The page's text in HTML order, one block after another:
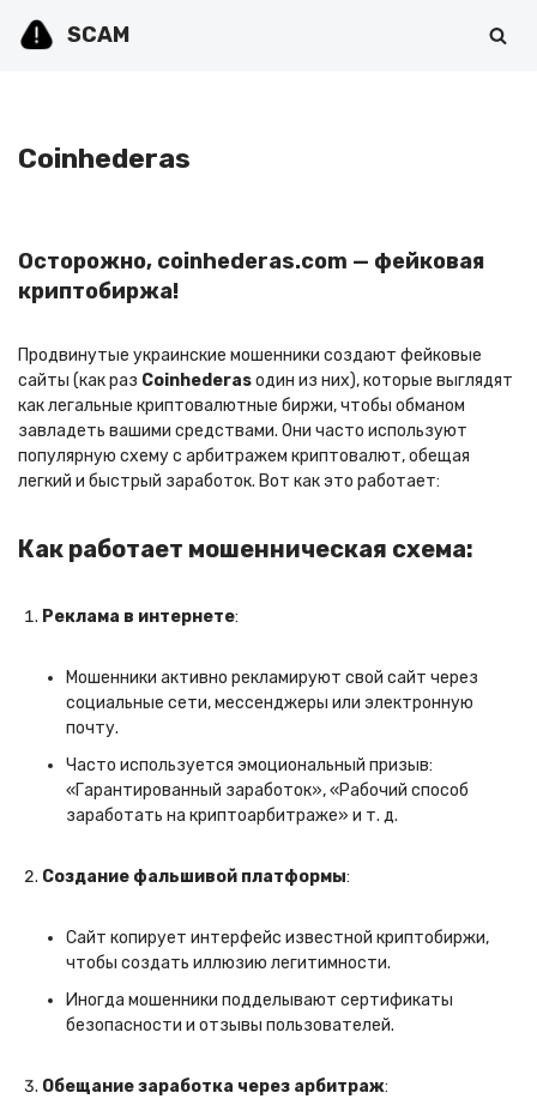
SCAM
Coinhederas
Осторожно, coinhederas.com — фейковая
криптобиржа!
Продвинутые украинские мошенники создают фейковые
сайты (как раз Coinhederasодин из них), которые выглядят
как легальные криптовалютные биржи, чтобы обманом
завладеть вашими средствами. Они часто используют
популярную схему с арбитражем криптовалют, обещая
легкий и быстрый заработок. Вот как это работает:
Как работает мошенническая схема:
Реклама в интернете:
Мошенники активно рекламируют свой сайт через
социальные сети, мессенджеры или электронную
почту.
Часто используется эмоциональный призыв:
«Гарантированный заработок», «Рабочий способ
заработать на криптоарбитраже» и т. д.
Создание фальшивой платформы:
Сайт копирует интерфейс известной криптобиржи,
чтобы создать иллюзию легитимности.
Иногда мошенники подделывают сертификаты
безопасности и отзывы пользователей.
Обещание заработка через арбитраж: